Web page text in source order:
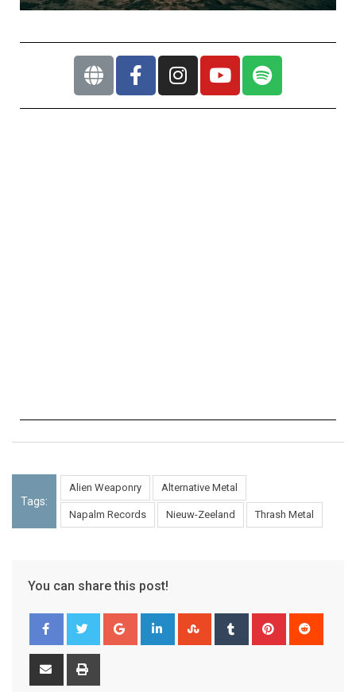
Tags:
Alien Weaponry Alternative Metal
Napalm Records Nieuw-Zeeland Thrash Metal
You can share this post!